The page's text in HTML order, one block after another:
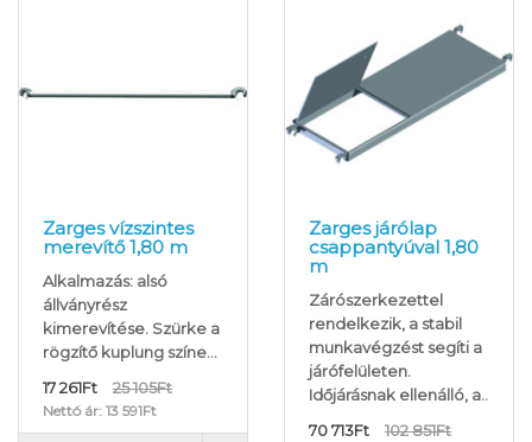
Zarges vízszintes
merevítő 1,80 m
Alkalmazás: alsó
állványrész
kimerevítése. Szürke a
rögzítő kuplung színe...
17 261Ft
25 105Ft
Nettó ár: 13 591Ft
Zarges járólap
csappantyúval 1,80
m
Zárószerkezettel
rendelkezik, a stabil
munkavégzést segíti a
járófelületen.
Időjárásnak ellenálló, a..
70 713Ft
102 851Ft